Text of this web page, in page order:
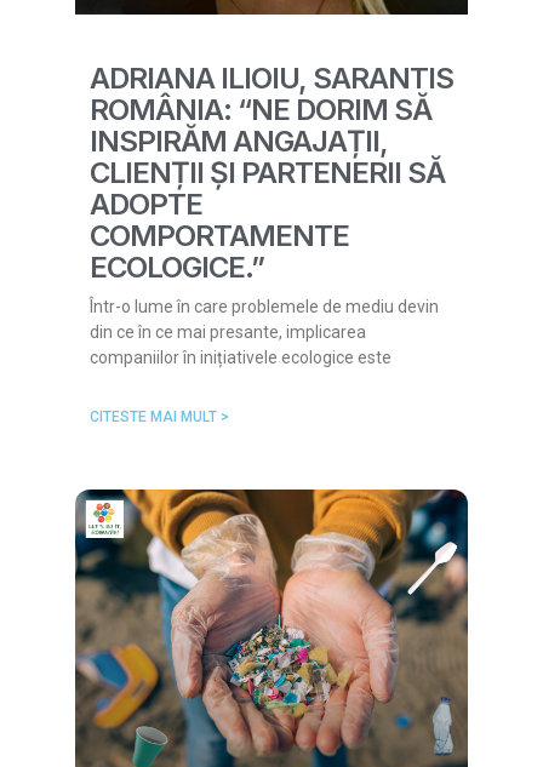
ADRIANA ILIOIU, SARANTIS
ROMÂNIA: “NE DORIM SĂ
INSPIRĂM ANGAJAȚII,
CLIENȚII ȘI PARTENERII SĂ
ADOPTE
COMPORTAMENTE
ECOLOGICE.”
Într-o lume în care problemele de mediu devin
din ce în ce mai presante, implicarea
companiilor în inițiativele ecologice este
CITESTE MAI MULT >